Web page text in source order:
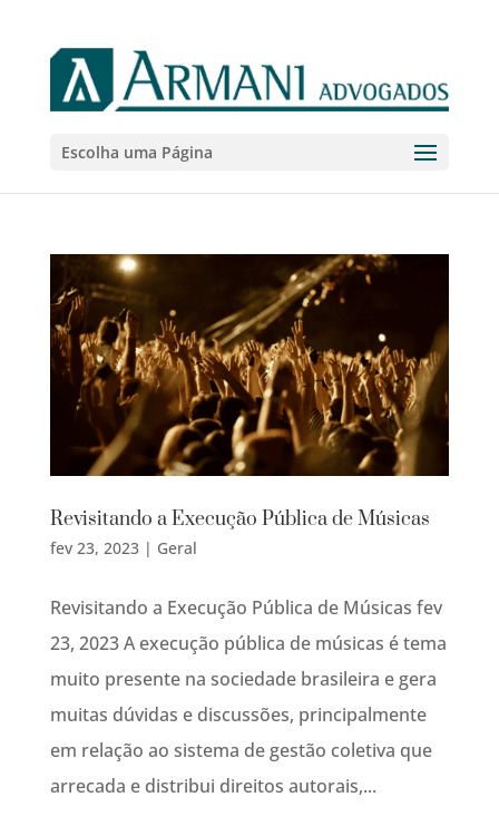
Escolha uma Página
Revisitando a Execução Pública de Músicas
fev 23, 2023| Geral
Revisitando a Execução Pública de Músicas fev
23, 2023 A execução pública de músicas é tema
muito presente na sociedade brasileira e gera
muitas dúvidas e discussões, principalmente
em relação ao sistema de gestão coletiva que
arrecada e distribui direitos autorais,...